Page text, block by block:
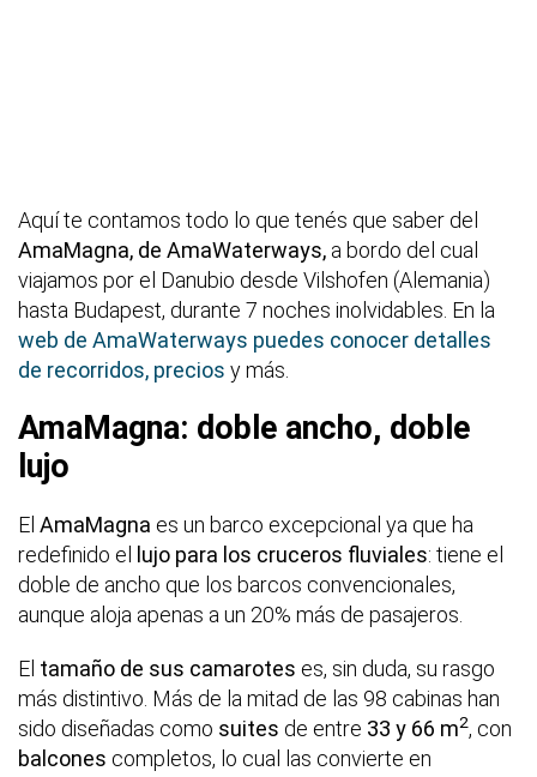
Aquí te contamos todo lo que tenés que saber del
AmaMagna, de AmaWaterways, a bordo del cual
viajamos por el Danubio desde Vilshofen (Alemania)
hasta Budapest, durante 7 noches inolvidables. En la
web de AmaWaterways puedes conocer detalles
de recorridos, precios y más.
AmaMagna: doble ancho, doble
lujo
El AmaMagna es un barco excepcional ya que ha
redefinido el
lujo para los cruceros fluviales: tiene el
doble de ancho que los barcos convencionales,
aunque aloja apenas a un 20% más de pasajeros.
El tamaño de sus camarotes es, sin duda, su rasgo
más distintivo. Más de la mitad de las 98 cabinas han
sido diseñadas como suites de entre 33 y 66 m2, con
balcones completos, lo cual las convierte en